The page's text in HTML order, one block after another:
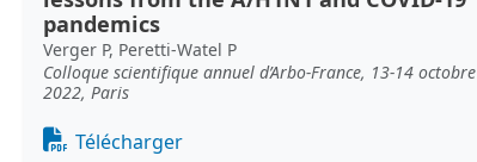
pandemics
Verger P, Peretti-Watel P
Colloque scientifique annuel d’Arbo-France, 13-14 octobre
2022, Paris
Document
Télécharger